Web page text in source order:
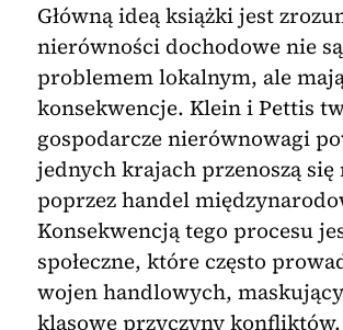
Główną ideą książki jest
nierówności dochodowe nie
problemem lokalnym, ale
konsekwencje. Klein i Pettis
gospodarcze nierównowagi
jednych krajach przenoszą się
poprzez handel
Konsekwencją tego procesu
społeczne, które często
wojen handlowych,
klasowe przyczyny konfliktów.